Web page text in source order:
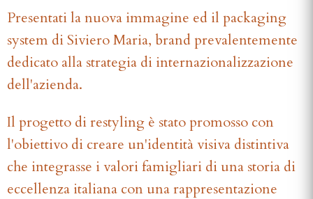
Presentati la nuova immagine ed il packaging
system di Siviero Maria, brand prevalentemente
dedicato alla strategia di internazionalizzazione
dell'azienda.
Il progetto di restyling è stato promosso con
l'obiettivo di creare un'identità visiva distintiva
che integrasse i valori famigliari di una storia di
eccellenza italiana con una rappresentazione